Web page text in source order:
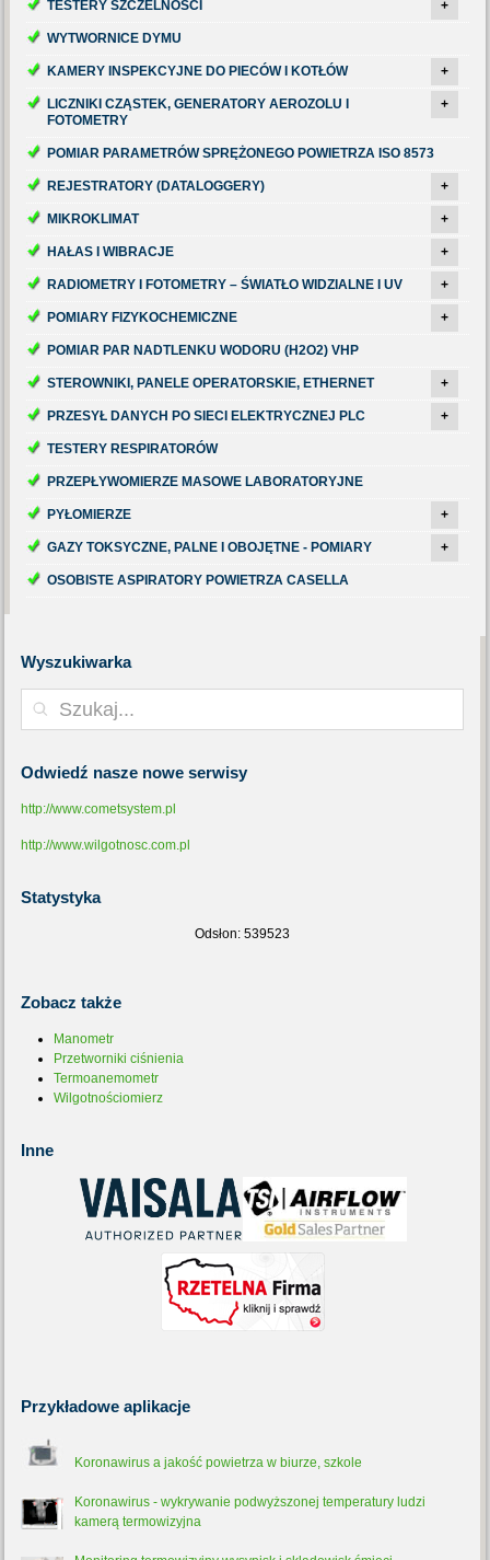
TESTERY SZCZELNOŚCI +
WYTWORNICE DYMU
KAMERY INSPEKCYJNE DO PIECÓW I KOTŁÓW +
LICZNIKI CZĄSTEK, GENERATORY AEROZOLU I
FOTOMETRY
+
POMIAR PARAMETRÓW SPRĘŻONEGO POWIETRZA ISO 8573
REJESTRATORY (DATALOGGERY) +
MIKROKLIMAT +
HAŁAS I WIBRACJE +
RADIOMETRY I FOTOMETRY – ŚWIATŁO WIDZIALNE I UV +
POMIARY FIZYKOCHEMICZNE +
POMIAR PAR NADTLENKU WODORU (H2O2) VHP
STEROWNIKI, PANELE OPERATORSKIE, ETHERNET +
PRZESYŁ DANYCH PO SIECI ELEKTRYCZNEJ PLC +
TESTERY RESPIRATORÓW
PRZEPŁYWOMIERZE MASOWE LABORATORYJNE
PYŁOMIERZE +
GAZY TOKSYCZNE, PALNE I OBOJĘTNE - POMIARY +
OSOBISTE ASPIRATORY POWIETRZA CASELLA
Wyszukiwarka
Odwiedź nasze nowe serwisy
http://www.cometsystem.pl
http://www.wilgotnosc.com.pl
Statystyka
Odsłon: 539523
Zobacz także
Manometr
Przetworniki ciśnienia
Termoanemometr
Wilgotnościomierz
Inne
Przykładowe aplikacje
Koronawirus a jakość powietrza w biurze, szkole
Koronawirus - wykrywanie podwyższonej temperatury ludzi
kamerą termowizyjna